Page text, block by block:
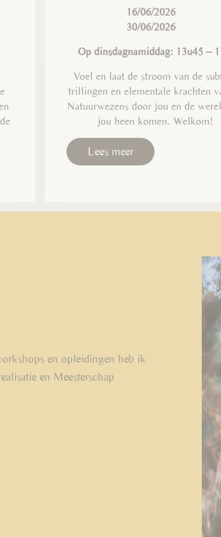
16/06/2026
30/06/2026
Op dinsdagnamiddag: 13u45 –
Voel en laat de stroom van de
trillingen en elementale krachten
Natuurwezens door jou en de
jou heen komen. Welkom!
Lees meer
en opleidingen heb ik
en Meesterschap